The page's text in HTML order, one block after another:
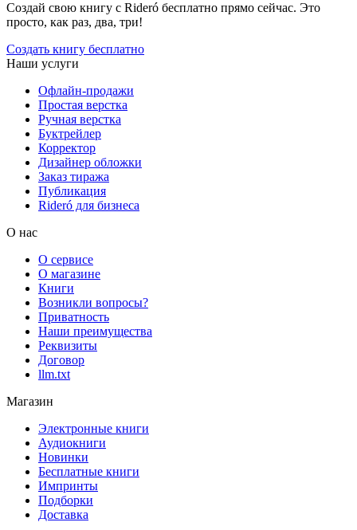
Создай свою книгу с Rideró бесплатно прямо сейчас. Это
просто, как раз, два, три!
Создать книгу бесплатно
Наши услуги
Офлайн-продажи
Простая верстка
Ручная верстка
Буктрейлер
Корректор
Дизайнер обложки
Заказ тиража
Публикация
Rideró для бизнеса
О нас
О сервисе
О магазине
Книги
Возникли вопросы?
Приватность
Наши преимущества
Реквизиты
Договор
llm.txt
Магазин
Электронные книги
Аудиокниги
Новинки
Бесплатные книги
Импринты
Подборки
Доставка